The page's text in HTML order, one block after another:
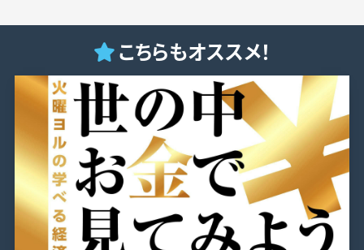
こちらもオススメ！